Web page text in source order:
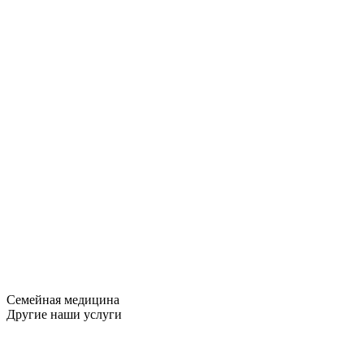
Семейная медицина
Другие наши услуги